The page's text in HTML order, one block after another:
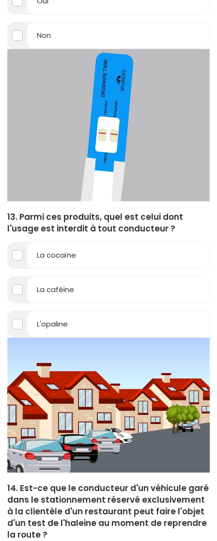
Non
13. Parmi ces produits, quel est celui dont
l'usage est interdit à tout conducteur ?
La cocaïne
La caféine
L'opaline
14. Est-ce que le conducteur d'un véhicule garé
dans le stationnement réservé exclusivement
à la clientèle d'un restaurant peut faire l'objet
d'un test de l'haleine au moment de reprendre
la route ?